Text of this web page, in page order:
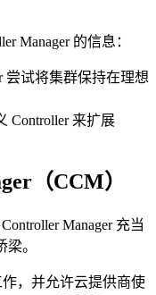
Manager 的信息：
尝试将集群保持在理想
Controller 来扩展
（CCM）
Manager 充当
。
作，并允许云提供商使